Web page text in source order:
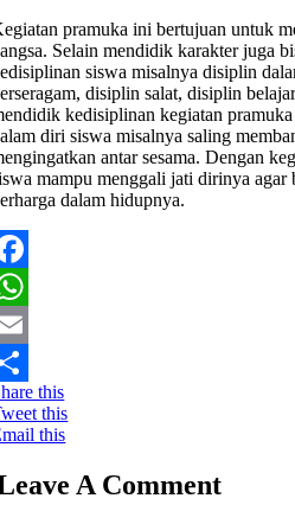
pramuka ini bertujuan untuk
Selain mendidik karakter juga
siswa misalnya disiplin
disiplin salat, disiplin
kedisiplinan kegiatan
diri siswa misalnya saling
antar sesama. Dengan
mampu menggali jati dirinya agar
dalam hidupnya.
this
this
this
A Comment